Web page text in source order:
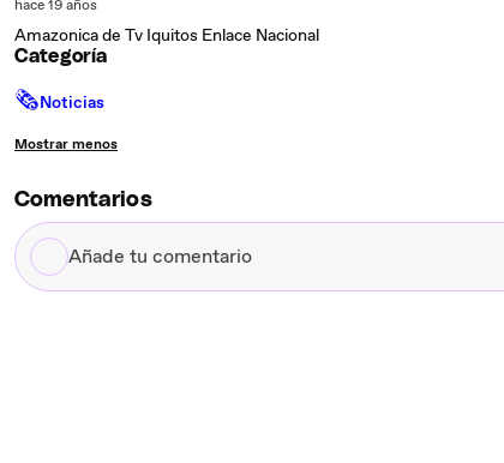
hace 19 años
Amazonica de Tv Iquitos Enlace Nacional
Categoría
🗞Noticias
Mostrar menos
Comentarios
Añade
tu